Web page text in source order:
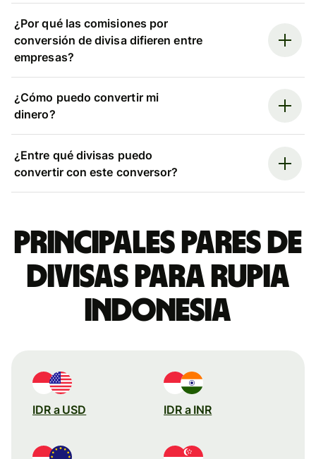
¿Por qué las comisiones por
conversión de divisa difieren entre
empresas?
¿Cómo puedo convertir mi
dinero?
¿Entre qué divisas puedo
convertir con este conversor?
Principales pares de
divisas para rupia
indonesia
IDR a USD IDR a INR